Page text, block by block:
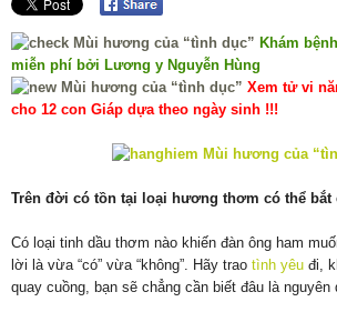
Khám
miễn phí bởi Lương y Nguyễn Hùng
Xem tử vi
cho 12 con Giáp dựa theo ngày sinh !!!
Trên đời có tồn tại loại hương thơm có thể bắt
Có loại tinh dầu thơm nào khiến đàn ông ham
lời là vừa “có” vừa “không”. Hãy trao tình yêu đi,
quay cuồng, bạn sẽ chẳng cần biết đâu là nguyên